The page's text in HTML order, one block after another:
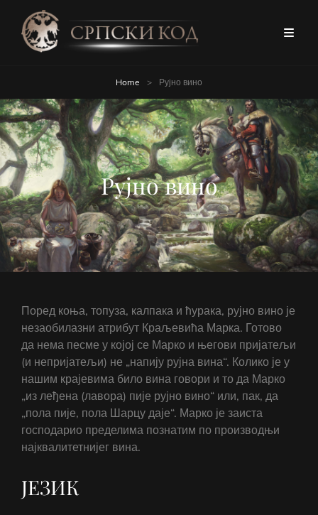
Home > Рујно вино
Рујно вино
Поред коња, топуза, калпака и ћурака, рујно вино је
незаобилазни атрибут Краљевића Марка. Готово
да нема песме у којој се Марко и његови пријатељи
(и непријатељи) не „напију рујна вина“. Колико је у
нашим крајевима било вина говори и то да Марко
„из леђена (лавора) пије рујно вино“ или, пак, да
„пола пије, пола Шарцу даје“. Марко је заиста
господарио пределима познатим по производњи
најквалитетнијег вина.
ЈЕЗИК